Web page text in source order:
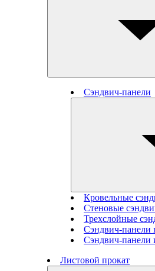
Сэндвич-панели
Кровельные
Стеновые
Трехслойные
Сэндвич-панели
Сэндвич-панели
Листовой прокат